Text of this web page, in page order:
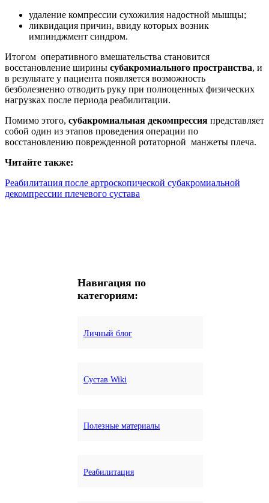
удаление компрессии сухожилия надостной мышцы;
ликвидация причин, ввиду которых возник
импинджмент синдром.
Итогом оперативного вмешательства становится
восстановление ширины субакромиального пространства, и
в результате у пациента появляется возможность
безболезненно отводить руку при полноценных физических
нагрузках после периода реабилитации.
Помимо этого, субакромиальная декомпрессия представляет
собой один из этапов проведения операции по
восстановлению поврежденной ротаторной манжеты плеча.
Читайте также:
Реабилитация после артроскопической субакромиальной
декомпрессии плечевого сустава
Навигация по
категориям:
Личный блог
Сустав Wiki
Полезные материалы
Реабилитация